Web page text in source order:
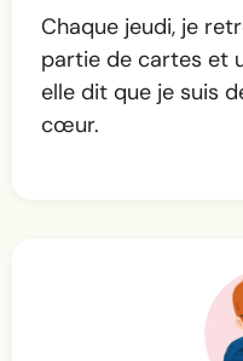
Chaque jeudi, je
partie de cartes et
elle dit que je suis
cœur.